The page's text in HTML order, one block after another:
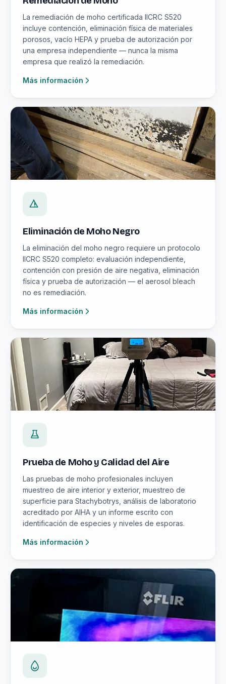
La remediación de moho certificada IICRC S520
incluye contención, eliminación física de materiales
porosos, vacío HEPA y prueba de autorización por
una empresa independiente — nunca la misma
empresa que realizó la remediación.
Más información
Eliminación de Moho Negro
La eliminación del moho negro requiere un protocolo
IICRC S520 completo: evaluación independiente,
contención con presión de aire negativa, eliminación
física y prueba de autorización — el aerosol bleach
no es remediación.
Más información
Prueba de Moho y Calidad del Aire
Las pruebas de moho profesionales incluyen
muestreo de aire interior y exterior, muestreo de
superficie para Stachybotrys, análisis de laboratorio
acreditado por AIHA y un informe escrito con
identificación de especies y niveles de esporas.
Más información